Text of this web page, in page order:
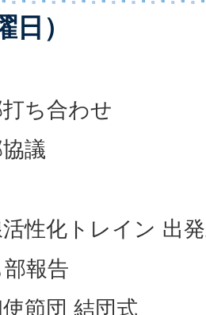
）
打ち合わせ
議
活性化トレイン 出
部報告
節団 結団式